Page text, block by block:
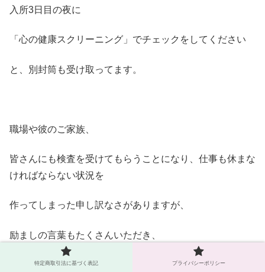
入所3日目の夜に
「心の健康スクリーニング」でチェックをしてください
と、別封筒も受け取ってます。
職場や彼のご家族、
皆さんにも検査を受けてもらうことになり、仕事も休まな
ければならない状況を
作ってしまった申し訳なさがありますが、
励ましの言葉もたくさんいただき、
おかげさまで心は病んでおりません^^
特定商取引法に基づく表記 プライバシーポリシー